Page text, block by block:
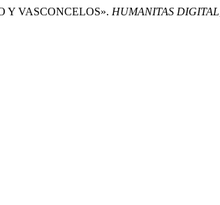
Y VASCONCELOS». HUMANITAS DIGITAL